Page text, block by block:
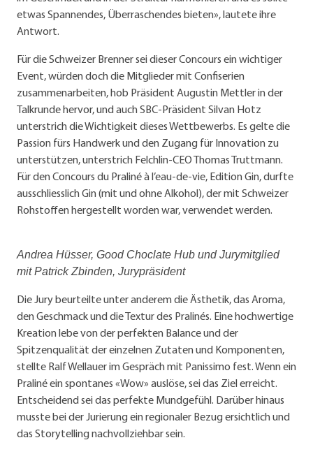
etwas Spannendes, Überraschendes bieten», lautete ihre
Antwort.
Für die Schweizer Brenner sei dieser Concours ein wichtiger
Event, würden doch die Mitglieder mit Confiserien
zusammenarbeiten, hob Präsident Augustin Mettler in der
Talkrunde hervor, und auch SBC-Präsident Silvan Hotz
unterstrich die Wichtigkeit dieses Wettbewerbs. Es gelte die
Passion fürs Handwerk und den Zugang für Innovation zu
unterstützen, unterstrich Felchlin-CEO Thomas Truttmann.
Für den Concours du Praliné à l’eau-de-vie, Edition Gin, durfte
ausschliesslich Gin (mit und ohne Alkohol), der mit Schweizer
Rohstoffen hergestellt worden war, verwendet werden.
Andrea Hüsser, Good Choclate Hub und Jurymitglied
mit Patrick Zbinden, Jurypräsident
Die Jury beurteilte unter anderem die Ästhetik, das Aroma,
den Geschmack und die Textur des Pralinés. Eine hochwertige
Kreation lebe von der perfekten Balance und der
Spitzenqualität der einzelnen Zutaten und Komponenten,
stellte Ralf Wellauer im Gespräch mit Panissimo fest. Wenn ein
Praliné ein spontanes «Wow» auslöse, sei das Ziel erreicht.
Entscheidend sei das perfekte Mundgefühl. Darüber hinaus
musste bei der Jurierung ein regionaler Bezug ersichtlich und
das Storytelling nachvollziehbar sein.